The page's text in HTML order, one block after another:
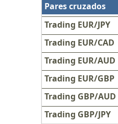
Pares cruzados
Trading EUR/JPY
Trading EUR/CAD
Trading EUR/AUD
Trading EUR/GBP
Trading GBP/AUD
Trading GBP/JPY